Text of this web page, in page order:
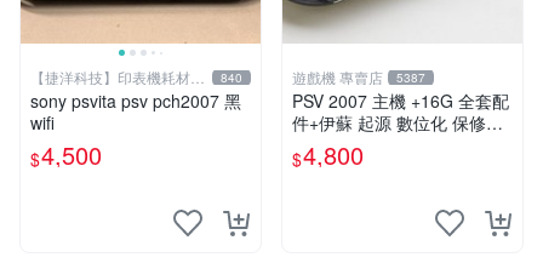
【捷洋科技】印表機耗材專
賣
840
sony psvita psv pch2007 黑
wifi
$4,500
遊戲機 專賣店 5387
PSV 2007 主機 +16G 全套配
件+伊蘇 起源 數位化 保修一
年 品質有保障
$4,800